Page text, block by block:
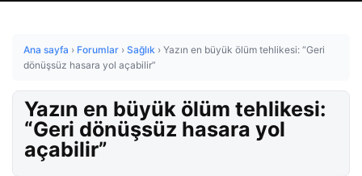
Ana sayfa › Forumlar › Sağlık › Yazın en büyük ölüm tehlikesi: “Geri
dönüşsüz hasara yol açabilir”
Yazın en büyük ölüm tehlikesi:
“Geri dönüşsüz hasara yol
açabilir”